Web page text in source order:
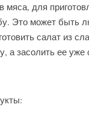
мяса, для
Это может быть
салат из
а засолить ее уже